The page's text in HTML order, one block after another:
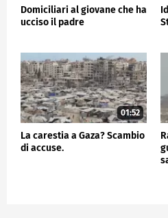
Domiciliari al giovane che ha
ucciso il padre
01:52
La carestia a Gaza? Scambio
di accuse.